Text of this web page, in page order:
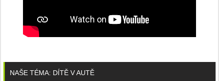
NAŠE TÉMA: DÍTĚ V AUTĚ